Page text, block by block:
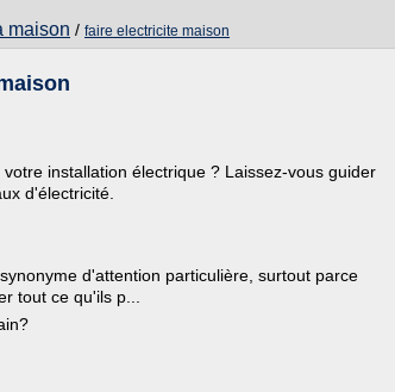
maison / faire electricite maison
installation électrique ? Laissez-vous guider
d'électricité.
d'attention particulière, surtout parce
tout ce qu'ils p...